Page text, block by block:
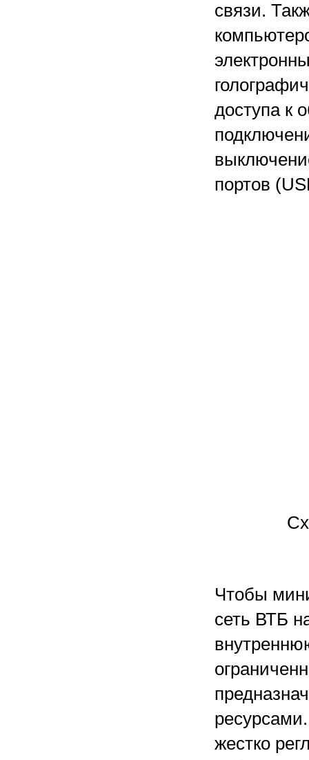
связи.
доступа к
портов
Чтобы
сеть ВТБ
жестко